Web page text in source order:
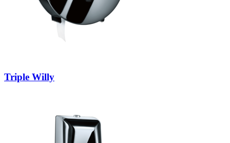
Triple Willy